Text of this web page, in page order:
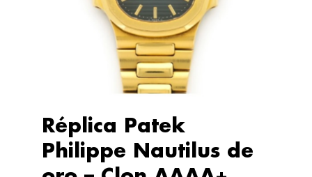
Réplica Patek
Philippe Nautilus de